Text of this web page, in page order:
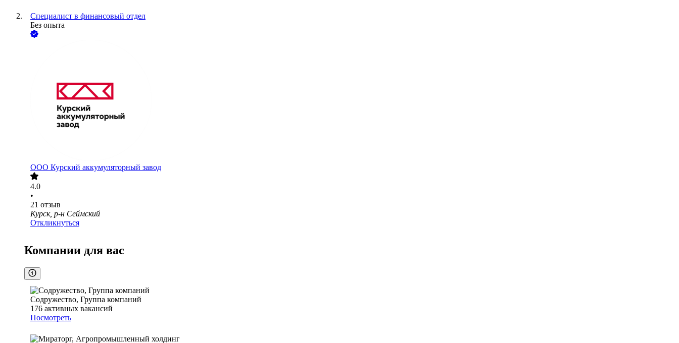
Специалист в финансовый отдел
Без опыта
ООО Курский аккумуляторный завод
4.0
•
21 отзыв
Курск, р-н Сеймский
Откликнуться
Компании для вас
Содружество, Группа компаний
176 активных вакансий
Посмотреть